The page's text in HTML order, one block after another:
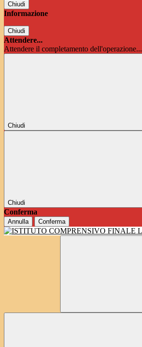
Chiudi
Informazione
Chiudi
Attendere...
Attendere il completamento dell'operazione...
Chiudi
Chiudi
Conferma
Annulla Conferma